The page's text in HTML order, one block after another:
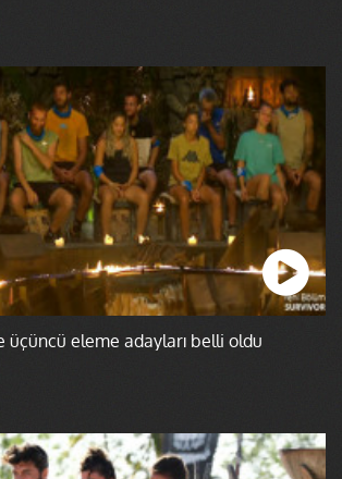
üçüncü eleme adayları belli oldu